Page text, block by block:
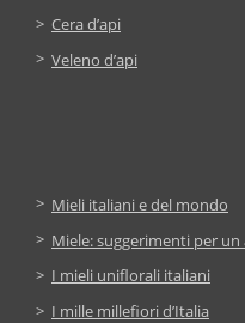
Cera d’api
Veleno d’api
Mieli italiani e del mondo
Miele: suggerimenti per
I mieli uniflorali italiani
I mille millefiori d’Italia